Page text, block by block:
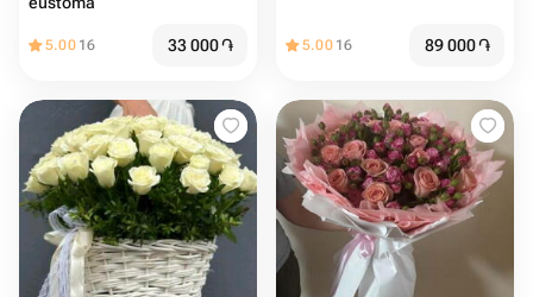
5.00 16 33 000֏ 5.00 16 89 000֏